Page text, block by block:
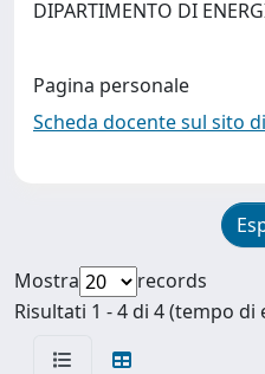
DIPARTIMENTO DI
Pagina personale
Scheda docente sul sito
Mostra
records
Risultati 1 - 4 di 4 (tempo di